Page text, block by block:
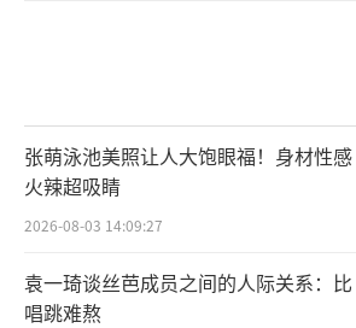
张萌泳池美照让人大饱眼福！身材性感
火辣超吸睛
2026-08-03 14:09:27
袁一琦谈丝芭成员之间的人际关系：比
唱跳难熬